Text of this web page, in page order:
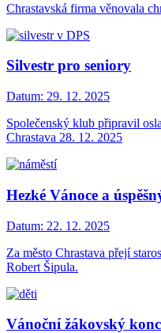
Chrastavská firma věnovala
Silvestr pro seniory
Datum: 29. 12. 2025
Společenský klub připravil
Chrastava 28. 12. 2025
Hezké Vánoce a
Datum: 22. 12. 2025
Za město Chrastava přejí
Robert Šipula.
Vánoční žákovský